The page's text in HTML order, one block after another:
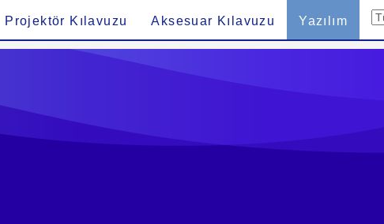
Projektör Kılavuzu Aksesuar Kılavuzu Yazılım